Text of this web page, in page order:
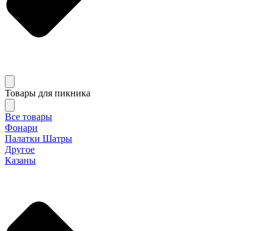
Товары для пикника
Все товары
Фонари
Палатки Шатры
Другое
Казаны